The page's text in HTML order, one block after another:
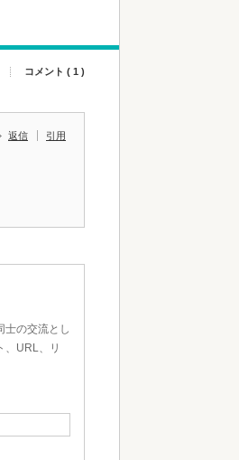
コメント ( 1 )
返信 引用
士の交流とし
、URL、リ